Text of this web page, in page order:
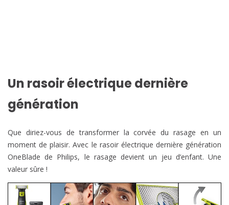
Un rasoir électrique dernière
génération
Que diriez-vous de transformer la corvée du rasage en un
moment de plaisir. Avec le rasoir électrique dernière génération
OneBlade de Philips, le rasage devient un jeu d’enfant. Une
valeur sûre !